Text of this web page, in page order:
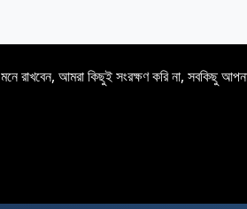
মনে রাখবেন, আমরা কিছুই সংরক্ষণ করি না, সবকিছু